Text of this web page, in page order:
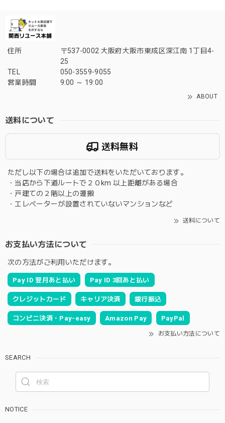
住所
〒537-0002 大阪府大阪市東成区深江南 1丁目4-
25
TEL
050-3559-9055
営業時間
9:00 ～ 19:00
ABOUT
送料について
送料無料
ただし以下の場合は追加で送料をいただいております。
・当店から下道ルートで２０km 以上距離がある場合
・戸建ての２階以上の運搬
・エレベーターが設置されていないマンションなど
送料について
お支払い方法について
次の方法がご利用いただけます。
Pay ID 翌月あと払い Pay ID 3回あと払い
クレジットカード キャリア決済 銀行振込
コンビニ決済・Pay-easy Amazon Pay PayPal
お支払い方法について
SEARCH
NOTICE